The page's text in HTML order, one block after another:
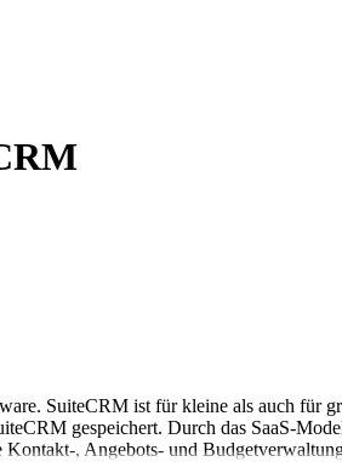
SuiteCRM ist für kleine als auch für
gespeichert. Durch das SaaS-
, Angebots- und